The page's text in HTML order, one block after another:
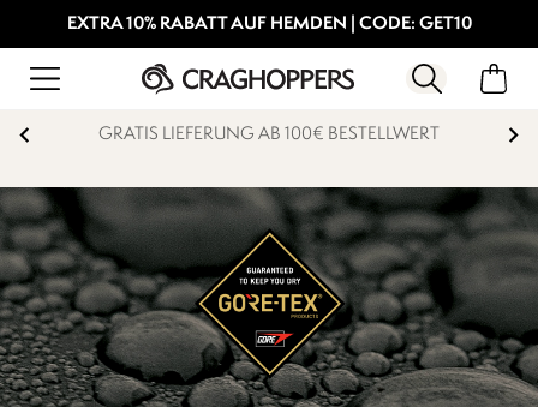
EXTRA 10% RABATT AUF HEMDEN | CODE: GET10
GRATIS LIEFERUNG AB 100€ BESTELLWERT